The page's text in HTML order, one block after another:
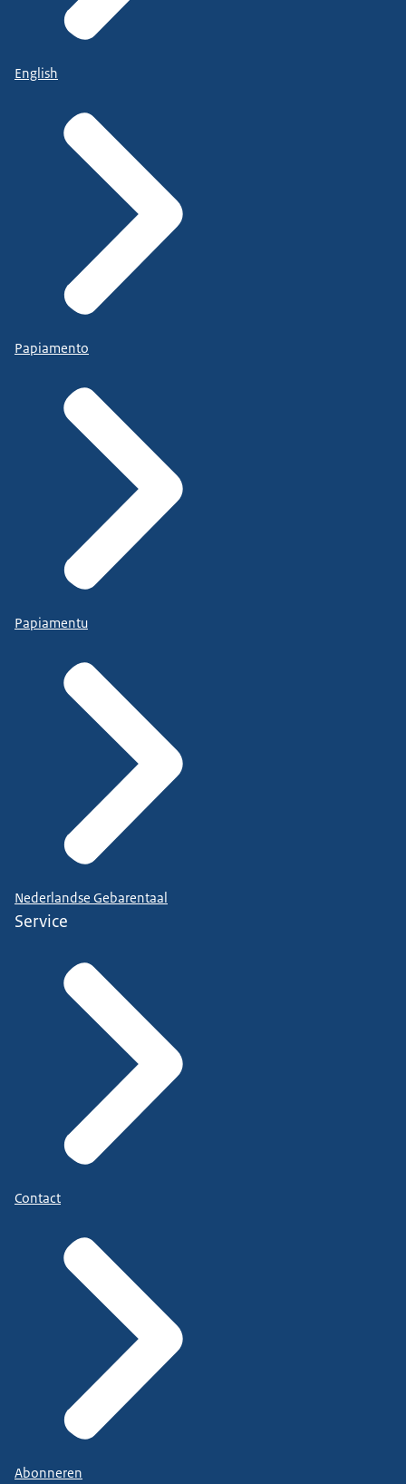
English
Papiamento
Papiamentu
Nederlandse Gebarentaal
Service
Contact
Abonneren